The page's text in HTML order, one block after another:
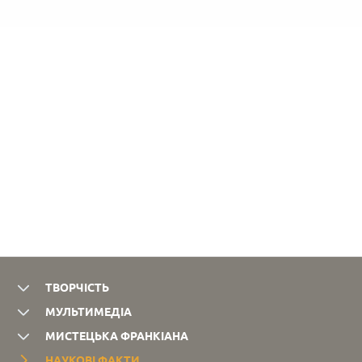
ТВОРЧІСТЬ
МУЛЬТИМЕДІА
МИСТЕЦЬКА ФРАНКІАНА